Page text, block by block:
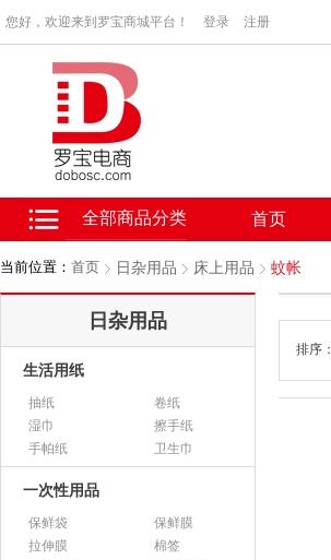
您好，欢迎来到罗宝商城平台！ 登录 注册
全部商品分类 首页
当前位置： 首页 日杂用品 床上用品 蚊帐
日杂用品
生活用纸
抽纸
卷纸
湿巾
擦手纸
手帕纸
卫生巾
一次性用品
保鲜袋
保鲜膜
拉伸膜
棉签
排序：